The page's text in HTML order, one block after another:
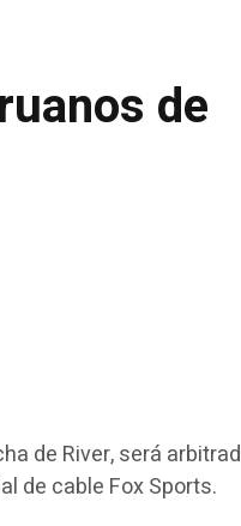
de
de River, será
de cable Fox Sports.